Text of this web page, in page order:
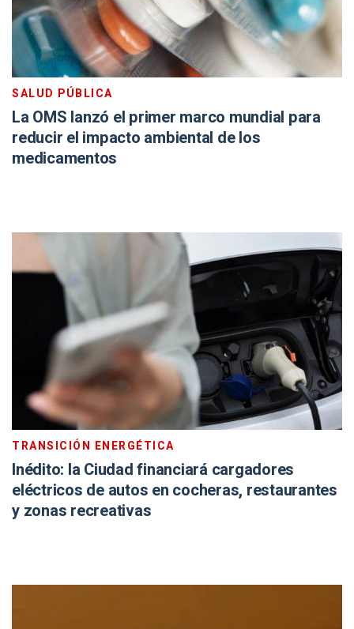
SALUD PÚBLICA
La OMS lanzó el primer marco mundial para
reducir el impacto ambiental de los
medicamentos
TRANSICIÓN ENERGÉTICA
Inédito: la Ciudad financiará cargadores
eléctricos de autos en cocheras, restaurantes
y zonas recreativas